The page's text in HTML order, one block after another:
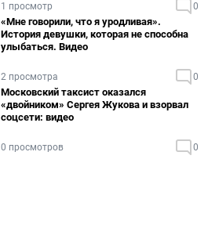
1 просмотр 0
«Мне говорили, что я уродливая».
История девушки, которая не способна
улыбаться. Видео
2 просмотра 0
Московский таксист оказался
«двойником» Сергея Жукова и взорвал
соцсети: видео
0 просмотров 0